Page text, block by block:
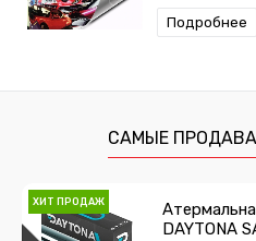
Подробнее
САМЫЕ
ХИТ ПРОДАЖ
DAYTONA